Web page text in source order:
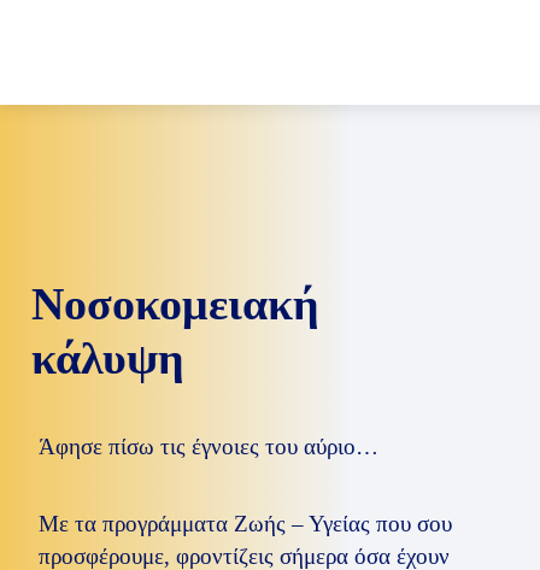
Νοσοκομειακή
κάλυψη
Άφησε πίσω τις έγνοιες του αύριο…
Με τα προγράμματα Ζωής – Υγείας που σου
προσφέρουμε, φροντίζεις σήμερα όσα έχουν